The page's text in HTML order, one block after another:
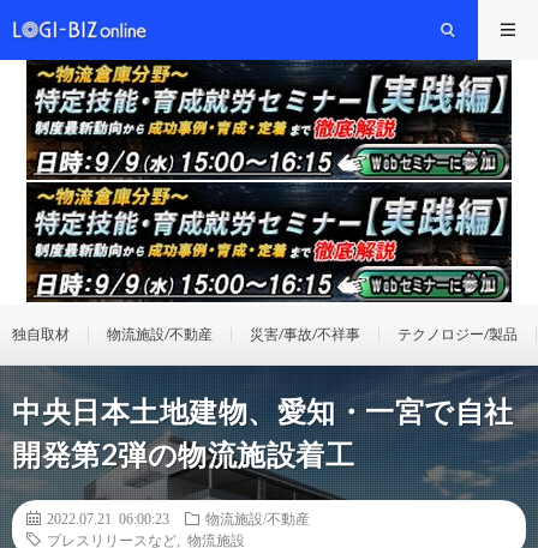
独自取材 物流施設/不動産 災害/事故/不祥事 テクノロジー/製品
中央日本土地建物、愛知・一宮で自社
開発第2弾の物流施設着工
2022.07.21 06:00:23
物流施設/不動産
プレスリリースなど
物流施設